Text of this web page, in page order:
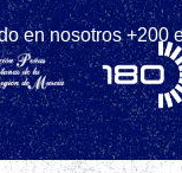
en nosotros +200